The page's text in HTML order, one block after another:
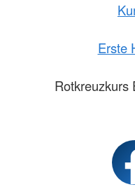
Erste
Rotkreuzkurs